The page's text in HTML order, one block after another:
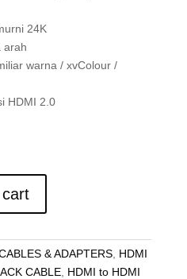
24K
arah
warna / xvColour /
HDMI 2.0
& ADAPTERS, HDMI
CABLE, HDMI to HDMI